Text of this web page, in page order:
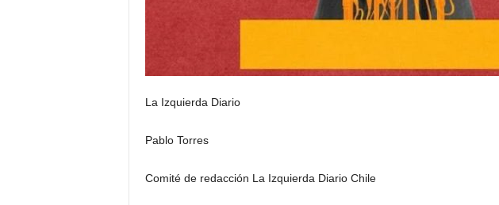
La Izquierda Diario
Pablo Torres
Comité de redacción La Izquierda Diario Chile